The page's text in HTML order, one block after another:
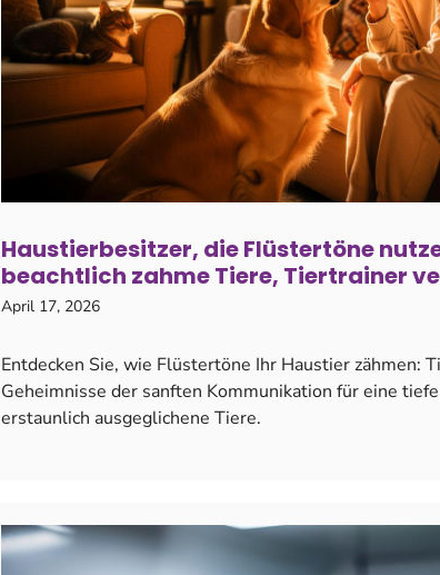
Haustierbesitzer, die Flüstertöne
beachtlich zahme Tiere, Tiertrainer
April 17, 2026
Entdecken Sie, wie Flüstertöne Ihr Haustier zähmen:
Geheimnisse der sanften Kommunikation für eine
erstaunlich ausgeglichene Tiere.